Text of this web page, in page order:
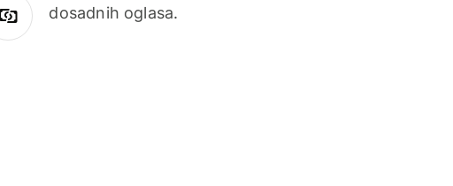
dosadnih oglasa.